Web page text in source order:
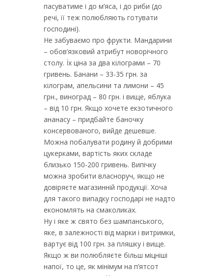
пасуватиме і до м’яса, і до риби (до
речі, її теж полюбляють готувати
господині).
Не забуваємо про фрукти. Мандарини
– обов’язковий атрибут новорічного
столу. Їх ціна за два кілограми – 70
гривень. Банани – 33-35 грн. за
кілограм, апельсини та лимони – 45
грн., виноград – 80 грн. і вище, яблука
– від 10 грн. Якщо хочете екзотичного
ананасу – придбайте баночку
консервованого, вийде дешевше.
Можна побалувати родину й добрими
цукерками, вартість яких складе
близько 150-200 гривень. Випічку
можна зробити власноруч, якщо не
довіряєте магазинній продукції. Хоча
для такого випадку господарі не надто
економлять на смаколиках.
Ну і яке ж свято без шампанського,
яке, в залежності від марки і витримки,
вартує від 100 грн. за пляшку і вище.
Якщо ж ви полюбляєте більш міцніші
напої, то це, як мінімум на п’ятсот